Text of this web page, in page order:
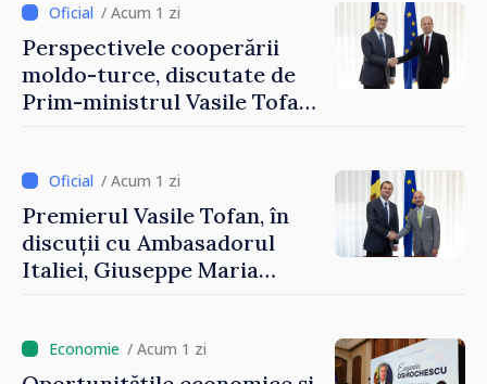
Reuniune la Moghiliov-
Podolsk
/ Acum 1 zi
Perspectivele cooperării
moldo-turce, discutate de
Prim-ministrul Vasile Tofan
/ Acum 1 zi
Premierul Vasile Tofan, în
discuții cu Ambasadorul
Italiei, Giuseppe Maria
/ Acum 1 zi